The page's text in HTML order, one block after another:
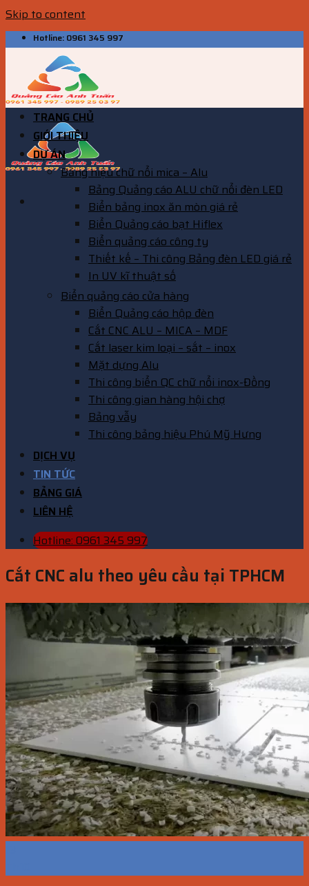
Skip to content
Hotline: 0961 345 997
TRANG CHỦ
GIỚI THIỆU
DỰ ÁN
Bảng hiệu chữ nổi mica – Alu
Bảng Quảng cáo ALU chữ nổi đèn LED
Biển bảng inox ăn mòn giá rẻ
Biển Quảng cáo bạt Hiflex
Biển quảng cáo công ty
Thiết kế – Thi công Bảng đèn LED giá rẻ
In UV kĩ thuật số
Biển quảng cáo cửa hàng
Biển Quảng cáo hộp đèn
Cắt CNC ALU – MICA – MDF
Cắt laser kim loại – sắt – inox
Mặt dựng Alu
Thi công biển QC chữ nổi inox-Đồng
Thi công gian hàng hội chợ
Bảng vẫy
Thi công bảng hiệu Phú Mỹ Hưng
DỊCH VỤ
TIN TỨC
BẢNG GIÁ
LIÊN HỆ
Hotline: 0961 345 997
Cắt CNC alu theo yêu cầu tại TPHCM